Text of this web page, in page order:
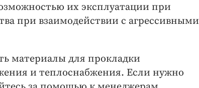
их эксплуатации при
при взаимодействии с агрессивными
материалы для прокладки
и теплоснабжения. Если нужно